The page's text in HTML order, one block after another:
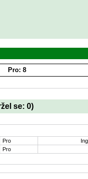
Pro: 8
se: 0)
Pro
Pro